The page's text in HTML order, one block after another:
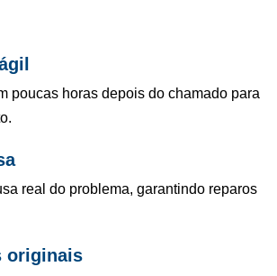
poucas horas depois do chamado para
real do problema, garantindo reparos
originais